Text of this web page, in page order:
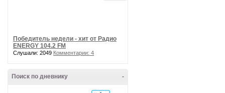
Победитель недели - хит от Радио
ENERGY 104.2 FM
Слушали: 2049 Комментарии: 4
-
Поиск по дневнику